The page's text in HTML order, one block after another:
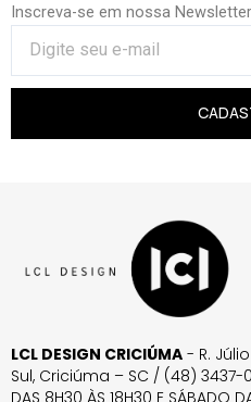
Inscreva-se em nossa Newsletter
LCL DESIGN CRICIÚMA - R.
Sul, Criciúma – SC / (48) 3437-